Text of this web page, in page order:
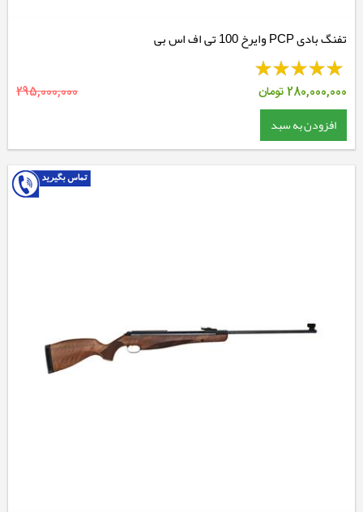
تفنگ بادی PCP وایرخ 100 تی اف اس بی
280,000,000تومان 295,000,000
افزودن به سبد